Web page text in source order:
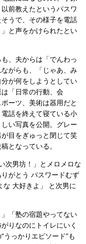
前教えたというパスワ
うで、その様子を電話
と声をかけられたとい
、夫からは「でんわっ
がらも、「じゃあ、み
が何をしようとしてい
「日常の行動、会
ーツ、美術は器用だと
話を終えて寝ている小
い写真を公開。グレー
目をぎゅっと閉じて笑
となっている。
次男坊！」とメロメロな
がとう パスワードむず
大好きよ」 と次男に
「塾の宿題やってない
りなのにトイレにいく
っかりエピソード”も